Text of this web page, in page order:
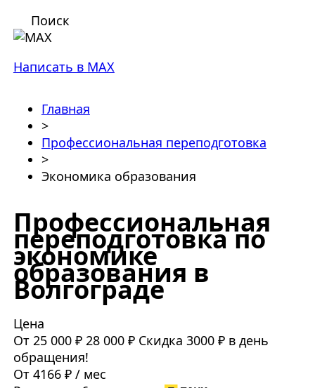
Поиск
Написать в MAX
Главная
>
Профессиональная переподготовка
>
Экономика образования
Профессиональная
переподготовка по
экономике
образования в
Волгограде
Цена
От 25 000 ₽ 28 000 ₽ Скидка 3000 ₽ в день
обращения!
От 4166 ₽ / мес